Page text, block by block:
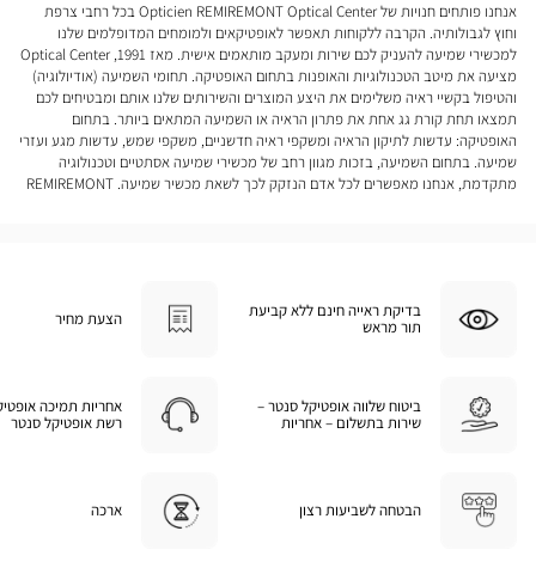
אנחנו פותחים חנויות של Opticien REMIREMONT Optical Center בכל רחבי צרפת
וחוץ לגבולותיה. הקרבה ללקוחות תאפשר לאופטיקאים ולמומחים המדופלמים שלנו
למכשירי שמיעה להעניק לכם שירות ומעקב מותאמים אישית. מאז 1991, Optical Center
מציעה את מיטב הטכנולוגיות והאופנות בתחום האופטיקה. תחומי השמיעה (אודיולוגיה)
והטיפול בקשיי ראיה משלימים את היצע המוצרים והשירותים שלנו אותם ומבטיחים לכם
תמצאו תחת קורת גג אחת את פתרון הראיה או השמיעה המתאים ביותר. בתחום
האופטיקה: עדשות לתיקון הראיה ומשקפי ראיה חדשניים, משקפי שמש, עדשות מגע ועזרי
שמיעה. בתחום השמיעה, בזכות מגוון רחב של מכשירי שמיעה אסתטיים וטכנולוגיה
מתקדמת, אנחנו מאפשרים לכל אדם הנזקק לכך לשאת מכשיר שמיעה. REMIREMONT
בדיקת ראייה חינם ללא קביעת
תור מראש
הצעת מחיר
ביטוח שלווה אופטיקל סנטר –
שירות בתשלום – אחריות
אחריות תמיכה
רשת אופטיקל סנטר
הבטחה לשביעות רצון ארכה